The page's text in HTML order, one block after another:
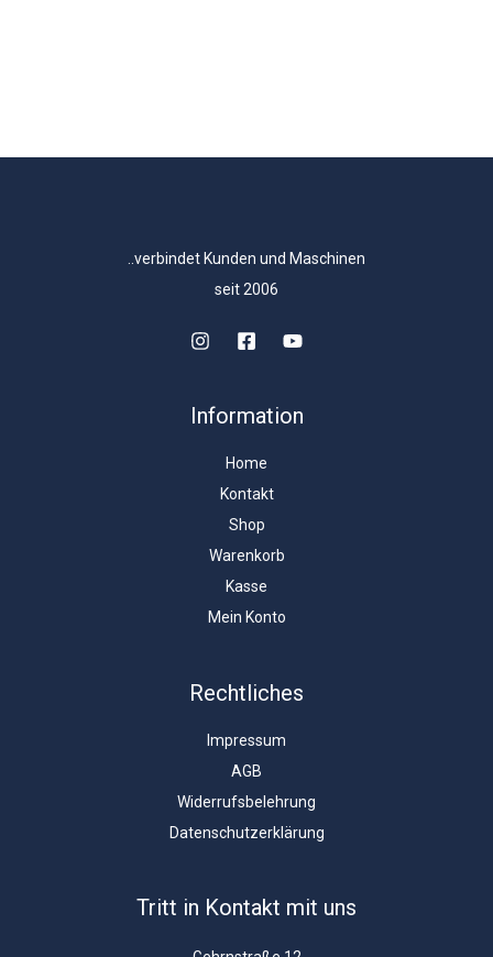
..verbindet Kunden und Maschinen
seit 2006
Information
Home
Kontakt
Shop
Warenkorb
Kasse
Mein Konto
Rechtliches
Impressum
AGB
Widerrufsbelehrung
Datenschutzerklärung
Tritt in Kontakt mit uns